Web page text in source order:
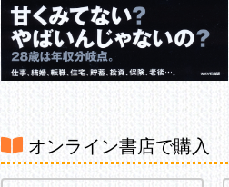
オンライン書店で購入